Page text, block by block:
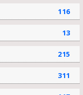
116
13
215
311